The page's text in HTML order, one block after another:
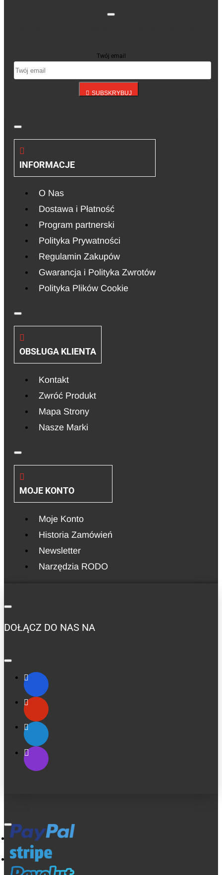
Twój email
SUBSKRYBUJ
INFORMACJE
O Nas
Dostawa i Płatność
Program partnerski
Polityka Prywatności
Regulamin Zakupów
Gwarancja i Polityka Zwrotów
Polityka Plików Cookie
OBSŁUGA KLIENTA
Kontakt
Zwróć Produkt
Mapa Strony
Nasze Marki
MOJE KONTO
Moje Konto
Historia Zamówień
Newsletter
Narzędzia RODO
DOŁĄCZ DO NAS NA